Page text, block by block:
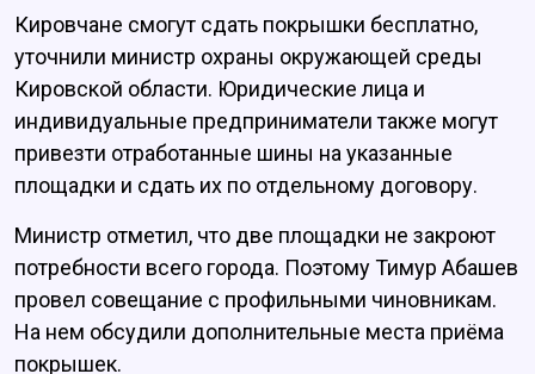
Кировчане смогут сдать покрышки бесплатно,
уточнили министр охраны окружающей среды
Кировской области. Юридические лица и
индивидуальные предприниматели также могут
привезти отработанные шины на указанные
площадки и сдать их по отдельному договору.
Министр отметил, что две площадки не закроют
потребности всего города. Поэтому Тимур Абашев
провел совещание с профильными чиновникам.
На нем обсудили дополнительные места приёма
покрышек.